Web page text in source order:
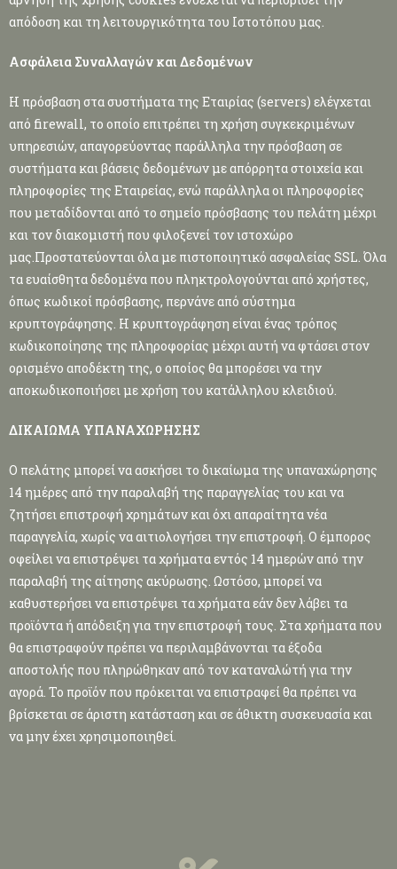
απόδοση και τη λειτουργικότητα του Ιστοτόπου μας.
Ασφάλεια Συναλλαγών και Δεδομένων
Η πρόσβαση στα συστήματα της Εταιρίας (servers) ελέγχεται
από firewall, το οποίο επιτρέπει τη χρήση συγκεκριμένων
υπηρεσιών, απαγορεύοντας παράλληλα την πρόσβαση σε
συστήματα και βάσεις δεδομένων με απόρρητα στοιχεία και
πληροφορίες της Εταιρείας, ενώ παράλληλα οι πληροφορίες
που μεταδίδονται από το σημείο πρόσβασης του πελάτη μέχρι
και τον διακομιστή που φιλοξενεί τον ιστοχώρο
μας.Προστατεύονται όλα με πιστοποιητικό ασφαλείας SSL. Όλα
τα ευαίσθητα δεδομένα που πληκτρολογούνται από χρήστες,
όπως κωδικοί πρόσβασης, περνάνε από σύστημα
κρυπτογράφησης. Η κρυπτογράφηση είναι ένας τρόπος
κωδικοποίησης της πληροφορίας μέχρι αυτή να φτάσει στον
ορισμένο αποδέκτη της, ο οποίος θα μπορέσει να την
αποκωδικοποιήσει με χρήση του κατάλληλου κλειδιού.
ΔΙΚΑΙΩΜΑ ΥΠΑΝΑΧΩΡΗΣΗΣ
Ο πελάτης μπορεί να ασκήσει το δικαίωμα της υπαναχώρησης
14 ημέρες από την παραλαβή της παραγγελίας του και να
ζητήσει επιστροφή χρημάτων και όχι απαραίτητα νέα
παραγγελία, χωρίς να αιτιολογήσει την επιστροφή. Ο έμπορος
οφείλει να επιστρέψει τα χρήματα εντός 14 ημερών από την
παραλαβή της αίτησης ακύρωσης. Ωστόσο, μπορεί να
καθυστερήσει να επιστρέψει τα χρήματα εάν δεν λάβει τα
προϊόντα ή απόδειξη για την επιστροφή τους. Στα χρήματα που
θα επιστραφούν πρέπει να περιλαμβάνονται τα έξοδα
αποστολής που πληρώθηκαν από τον καταναλώτή για την
αγορά. Το προϊόν που πρόκειται να επιστραφεί θα πρέπει να
βρίσκεται σε άριστη κατάσταση και σε άθικτη συσκευασία και
να μην έχει χρησιμοποιηθεί.